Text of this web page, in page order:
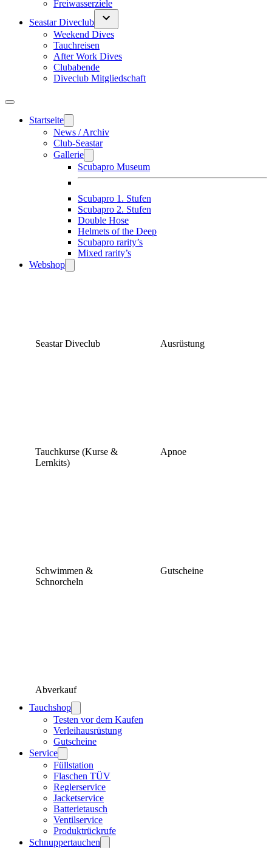
Freiwasserziele
Seastar Diveclub
Weekend Dives
Tauchreisen
After Work Dives
Clubabende
Diveclub Mitgliedschaft
Startseite
News / Archiv
Club-Seastar
Gallerie
Scubapro Museum
Scubapro 1. Stufen
Scubapro 2. Stufen
Double Hose
Helmets of the Deep
Scubapro rarity’s
Mixed rarity’s
Webshop
Seastar Diveclub Ausrüstung
Tauchkurse (Kurse &
Lernkits)
Apnoe
Schwimmen &
Schnorcheln
Gutscheine
Abverkauf
Tauchshop
Testen vor dem Kaufen
Verleihausrüstung
Gutscheine
Service
Füllstation
Flaschen TÜV
Reglerservice
Jacketservice
Batterietausch
Ventilservice
Produktrückrufe
Schnuppertauchen